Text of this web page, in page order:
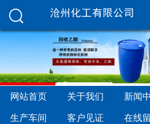

网站首页 关于我们 新闻
生产车间 客户见证 在线